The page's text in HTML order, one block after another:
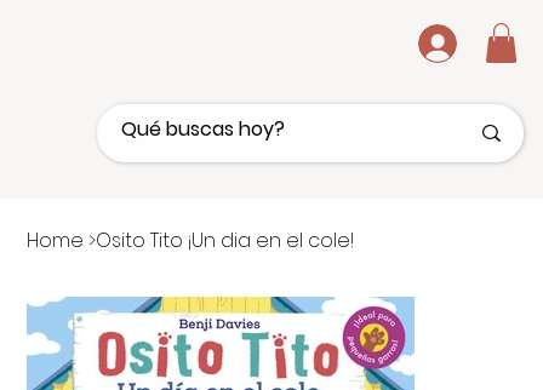
.
Home >Osito Tito ¡Un dia en el cole!